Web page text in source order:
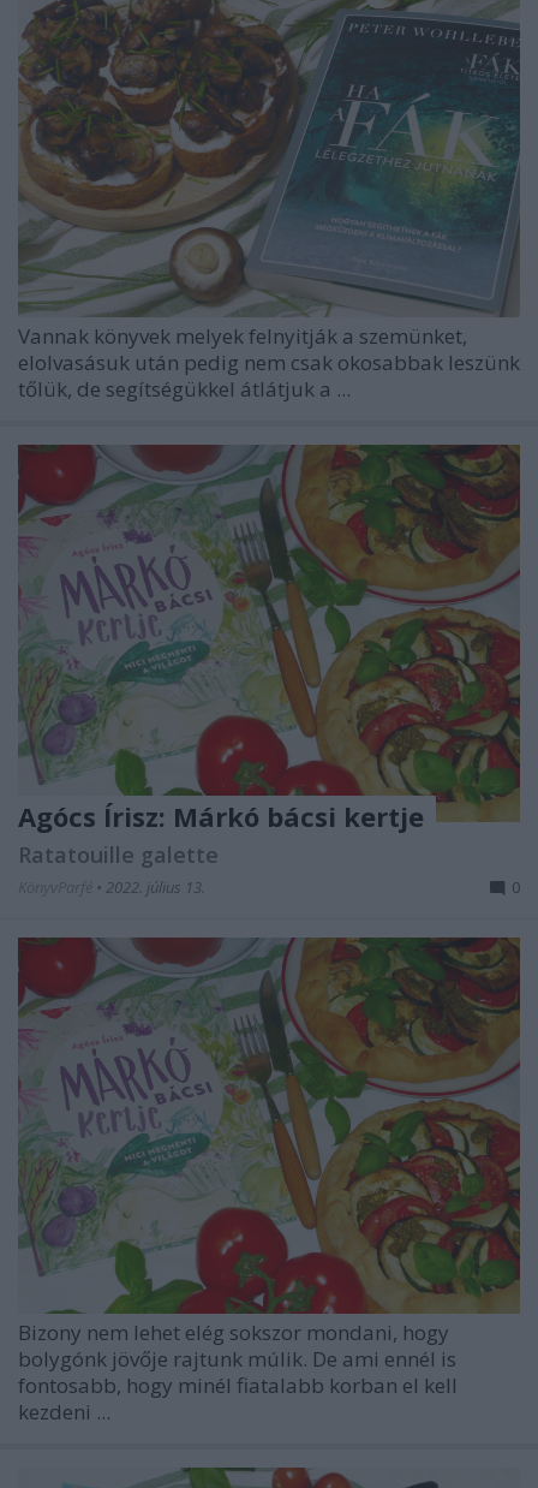
Vannak könyvek melyek felnyitják a szemünket,
elolvasásuk után pedig nem csak okosabbak leszünk
tőlük, de segítségükkel átlátjuk a ...
Agócs Írisz: Márkó ​bácsi kertje
Ratatouille galette
KönyvParfé • 2022. július 13. 0
Bizony nem lehet elég sokszor mondani, hogy
bolygónk jövője rajtunk múlik. De ami ennél is
fontosabb, hogy minél fiatalabb korban el kell
kezdeni ...